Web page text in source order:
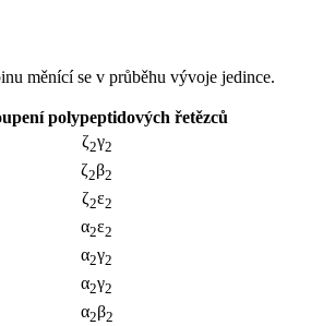
měnící se v průběhu vývoje jedince.
polypeptidových řetězců
ζ2γ2
ζ2β2
ζ2ε2
α2ε2
α2γ2
α2γ2
α2β2